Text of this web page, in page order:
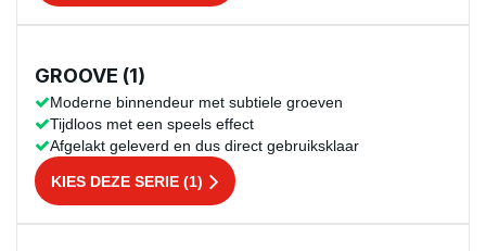
GROOVE (1)
Moderne binnendeur met subtiele groeven
Tijdloos met een speels effect
Afgelakt geleverd en dus direct gebruiksklaar
KIES DEZE SERIE (1)